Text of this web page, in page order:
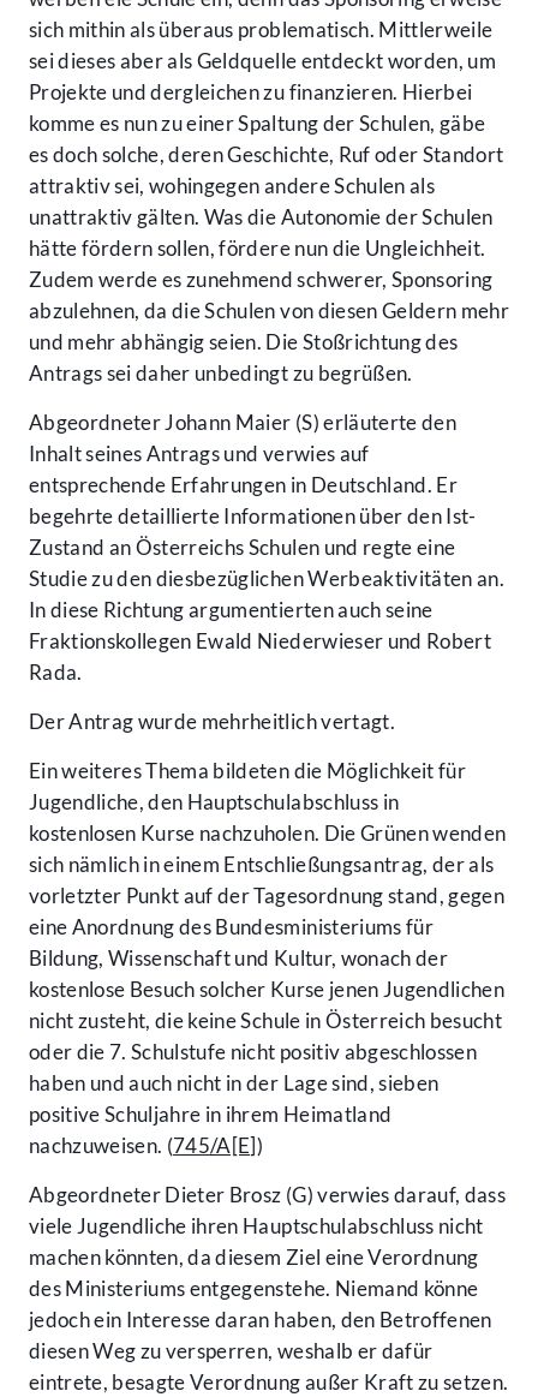
sich mithin als überaus problematisch. Mittlerweile
sei dieses aber als Geldquelle entdeckt worden, um
Projekte und dergleichen zu finanzieren. Hierbei
komme es nun zu einer Spaltung der Schulen, gäbe
es doch solche, deren Geschichte, Ruf oder Standort
attraktiv sei, wohingegen andere Schulen als
unattraktiv gälten. Was die Autonomie der Schulen
hätte fördern sollen, fördere nun die Ungleichheit.
Zudem werde es zunehmend schwerer, Sponsoring
abzulehnen, da die Schulen von diesen Geldern mehr
und mehr abhängig seien. Die Stoßrichtung des
Antrags sei daher unbedingt zu begrüßen.
Abgeordneter Johann Maier (S) erläuterte den
Inhalt seines Antrags und verwies auf
entsprechende Erfahrungen in Deutschland. Er
begehrte detaillierte Informationen über den Ist-
Zustand an Österreichs Schulen und regte eine
Studie zu den diesbezüglichen Werbeaktivitäten an.
In diese Richtung argumentierten auch seine
Fraktionskollegen Ewald Niederwieser und Robert
Rada.
Der Antrag wurde mehrheitlich vertagt.
Ein weiteres Thema bildeten die Möglichkeit für
Jugendliche, den Hauptschulabschluss in
kostenlosen Kurse nachzuholen. Die Grünen wenden
sich nämlich in einem Entschließungsantrag, der als
vorletzter Punkt auf der Tagesordnung stand, gegen
eine Anordnung des Bundesministeriums für
Bildung, Wissenschaft und Kultur, wonach der
kostenlose Besuch solcher Kurse jenen Jugendlichen
nicht zusteht, die keine Schule in Österreich besucht
oder die 7. Schulstufe nicht positiv abgeschlossen
haben und auch nicht in der Lage sind, sieben
positive Schuljahre in ihrem Heimatland
nachzuweisen. (745/A[E])
Abgeordneter Dieter Brosz (G) verwies darauf, dass
viele Jugendliche ihren Hauptschulabschluss nicht
machen könnten, da diesem Ziel eine Verordnung
des Ministeriums entgegenstehe. Niemand könne
jedoch ein Interesse daran haben, den Betroffenen
diesen Weg zu versperren, weshalb er dafür
eintrete, besagte Verordnung außer Kraft zu setzen.